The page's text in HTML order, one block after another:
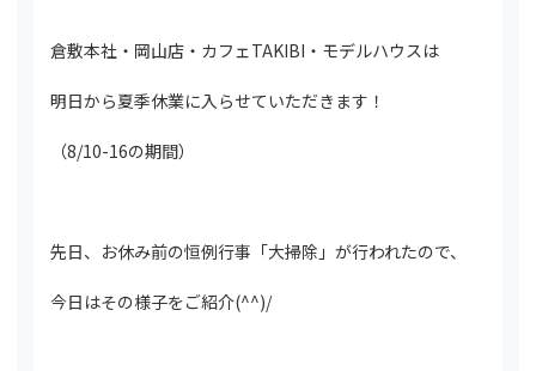
倉敷本社・岡山店・カフェTAKIBI・モデルハウスは
明日から夏季休業に入らせていただきます！
（8/10-16の期間）
先日、お休み前の恒例行事「大掃除」が行われたので、
今日はその様子をご紹介(^^)/